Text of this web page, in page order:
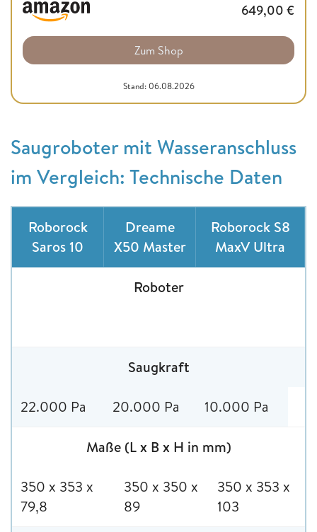
649,00 €
Zum Shop
Stand: 06.08.2026
Saugroboter mit Wasseranschluss
im Vergleich: Technische Daten
Roborock
Saros 10
Dreame
X50 Master
Roborock S8
MaxV Ultra
Roboter
Saugkraft
22.000 Pa 20.000 Pa 10.000 Pa
Maße (L x B x H in mm)
350 x 353 x
79,8
350 x 350 x
89
350 x 353 x
103